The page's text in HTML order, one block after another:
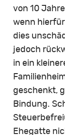
von 10
wenn
dies
jedoch
in ein
geschenkt,
Bindung.
Ehegatte